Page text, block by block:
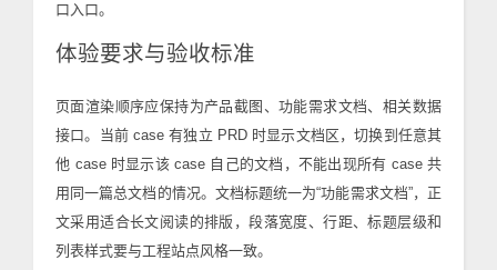
口入口。
体验要求与验收标准
页面渲染顺序应保持为产品截图、功能需求文档、相关数据
接口。当前 case 有独立 PRD 时显示文档区，切换到任意其
他 case 时显示该 case 自己的文档，不能出现所有 case 共
用同一篇总文档的情况。文档标题统一为“功能需求文档”，正
文采用适合长文阅读的排版，段落宽度、行距、标题层级和
列表样式要与工程站点风格一致。